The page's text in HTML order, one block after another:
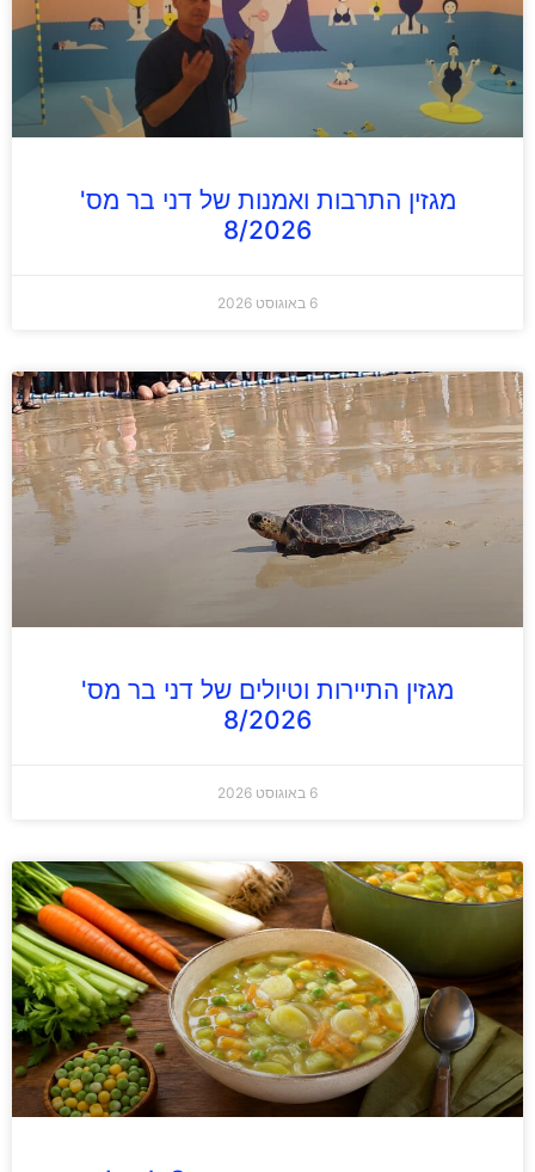
מגזין התרבות ואמנות של דני בר מס'
8/2026
6 באוגוסט 2026
מגזין התיירות וטיולים של דני בר מס'
8/2026
6 באוגוסט 2026